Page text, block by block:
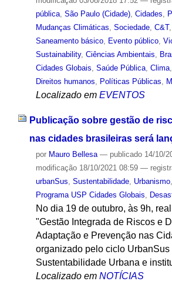
pública, São Paulo (Cidade), Cidades,
Mudanças Climáticas, Sociedade, C&T,
Saneamento básico, Evento público,
Sustainability, Ciências Ambientais,
Cidades Globais, Saúde Pública, Clima,
Direitos humanos, Políticas Públicas,
Localizado em EVENTOS
Publicação sobre gestão de
nas cidades brasileiras será
por Mauro Bellesa — publicado14/10/
modificação18/10/2021 08:59 —
urbanSus, Sustentabilidade, Urbanismo,
Programa USP Cidades Globais,
No dia 19 de outubro, às 9h,
"Gestão Integrada de Riscos e
Adaptação e Prevenção nas
organizado pelo ciclo UrbanSus
Sustentabilidade Urbana e
Localizado em NOTÍCIAS